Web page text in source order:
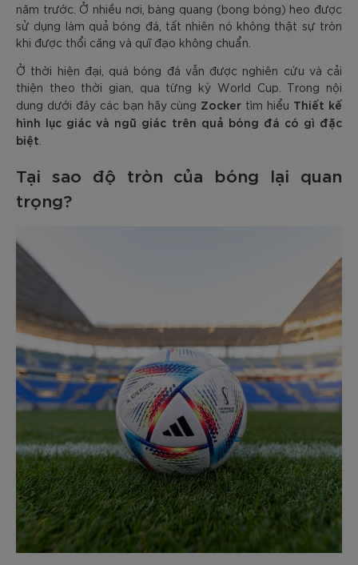
năm trước. Ở nhiều nơi, bàng quang (bong bóng) heo được
sử dụng làm quả bóng đá, tất nhiên nó không thật sự tròn
khi được thổi căng và quĩ đạo không chuẩn.
Ở thời hiện đại, quá bóng đá vẫn được nghiên cứu và cải
thiện theo thời gian, qua từng kỳ World Cup. Trong nội
dung dưới đây các bạn hãy cùng Zocker tìm hiểu Thiết kế
hình lục giác và ngũ giác trên quả bóng đá có gì đặc
biệt
Tại sao độ tròn của bóng lại quan
trọng?